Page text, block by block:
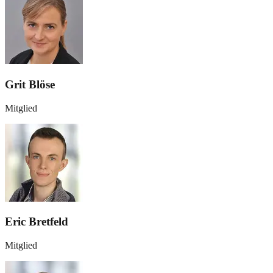
Grit Blöse
Mitglied
Eric Bretfeld
Mitglied